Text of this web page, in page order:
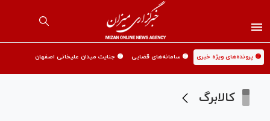
🟡 پرونده‌های ویژه خبری 🟡 سامانه‌های قضایی 🟡 جنایت میدان علیخانی اصفهان
کالابرگ